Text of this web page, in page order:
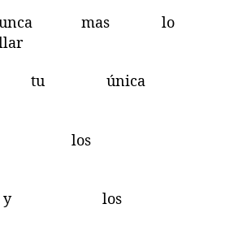
mas lo
única
los
los